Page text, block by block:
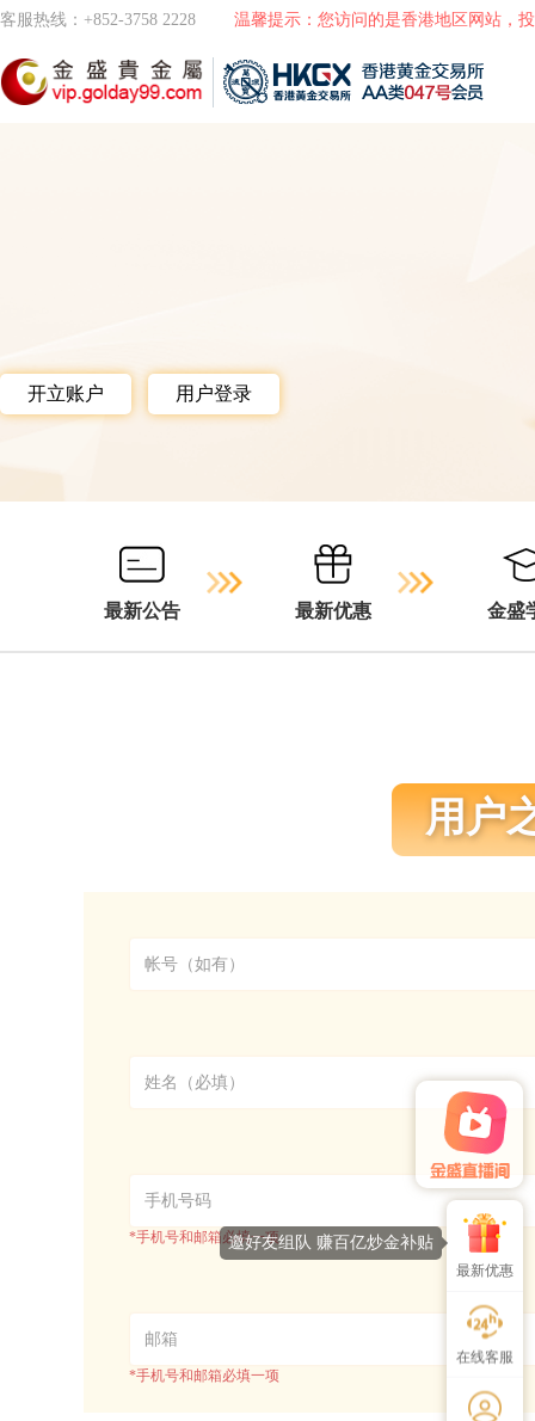
客服热线：+852-3758 2228 温馨提示：您访问的是香港地区网站，
最新优惠
邀好友组队 赚百亿炒金补贴
在线客服
开立账户 用户登录
最新公告 最新优惠 金盛
用户
*手机号和邮箱必填一项
*手机号和邮箱必填一项